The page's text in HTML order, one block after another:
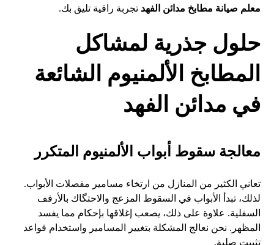
معلم صيانة مطابخ مدائن الفهد تجربة راقية تليق بك.
حلول جذرية لمشاكل
المطابخ الألمنيوم الشائعة
في مدائن الفهد
معالجة سقوط أبواب الألمنيوم المتكرر
تعاني الكثير من المنازل من ارتخاء مسامير مفصلات الأبواب.
لذلك، تبدأ الأبواب في السقوط المزعج والاحتگاك بالأرفف
السفلية. علاوة على ذلك، يصعب إغلاقها بإحكام مما يفسد
المظهر. نحن نعالج المشكلة بتغيير المسامير واستخدام قواعد
تثبيت صلبة.